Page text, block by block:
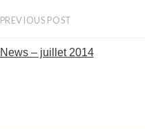
PREVIOUS POST
News – juillet 2014